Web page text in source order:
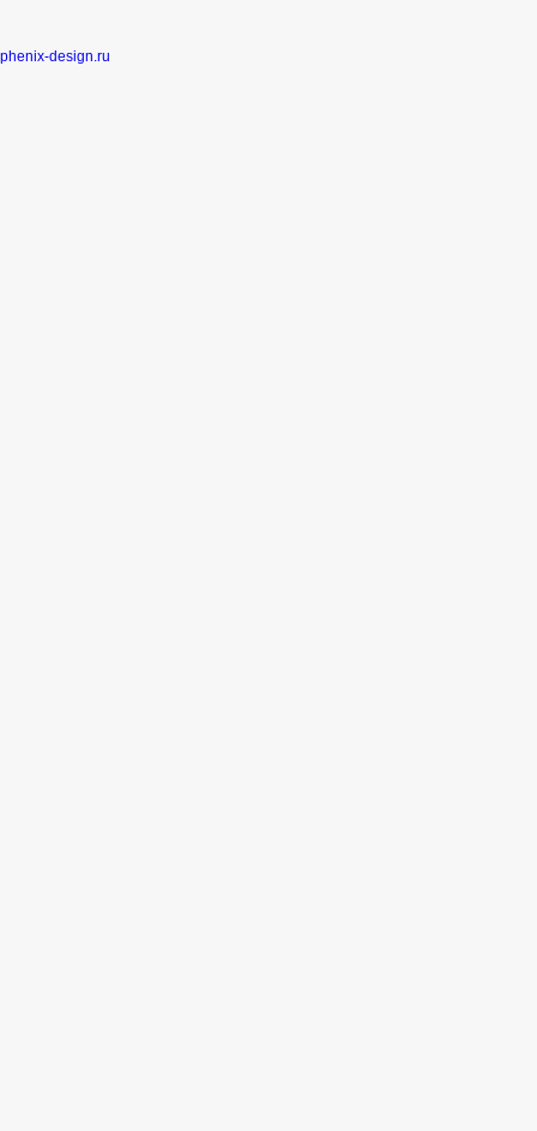
phenix-design.ru